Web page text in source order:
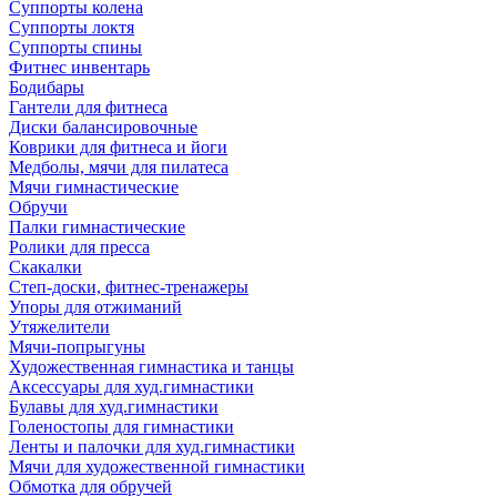
Суппорты колена
Суппорты локтя
Суппорты спины
Фитнес инвентарь
Бодибары
Гантели для фитнеса
Диски балансировочные
Коврики для фитнеса и йоги
Медболы, мячи для пилатеса
Мячи гимнастические
Обручи
Палки гимнастические
Ролики для пресса
Скакалки
Степ-доски, фитнес-тренажеры
Упоры для отжиманий
Утяжелители
Мячи-попрыгуны
Художественная гимнастика и танцы
Аксессуары для худ.гимнастики
Булавы для худ.гимнастики
Голеностопы для гимнастики
Ленты и палочки для худ.гимнастики
Мячи для художественной гимнастики
Обмотка для обручей